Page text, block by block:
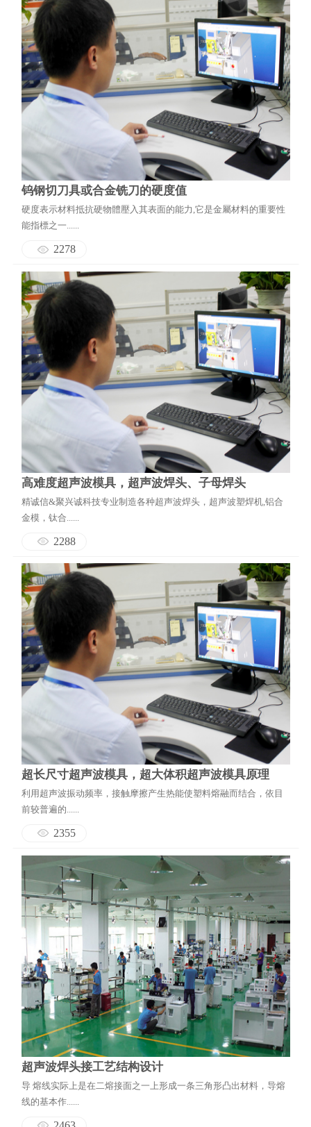
钨钢切刀具或合金铣刀的硬度值
硬度表示材料抵抗硬物體壓入其表面的能力,它是金屬材料的重要性
能指標之一......
2278
高难度超声波模具，超声波焊头、子母焊头
精诚信&聚兴诚科技专业制造各种超声波焊头，超声波塑焊机,铝合
金模，钛合......
2288
超长尺寸超声波模具，超大体积超声波模具原理
利用超声波振动频率，接触摩擦产生热能使塑料熔融而结合，依目
前较普遍的......
2355
超声波焊头接工艺结构设计
导 熔线实际上是在二熔接面之一上形成一条三角形凸出材料，导熔
线的基本作......